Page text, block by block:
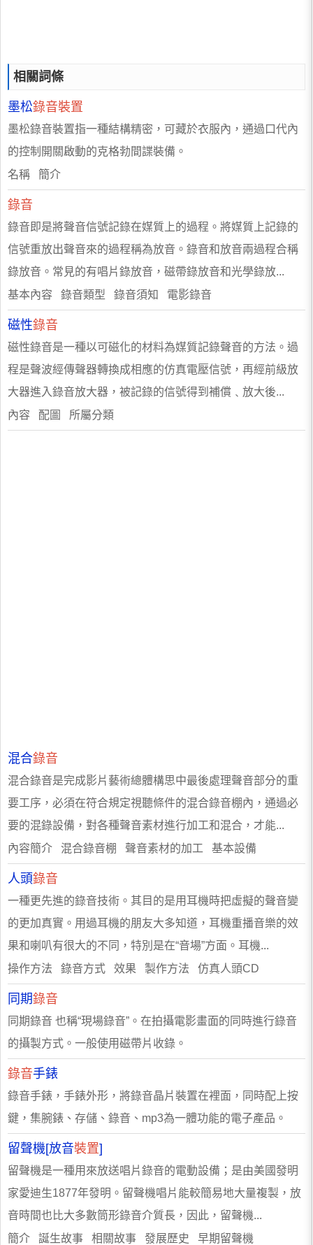
相關詞條
墨松錄音裝置
墨松錄音裝置指一種結構精密，可藏於衣服內，通過口代內
的控制開關啟動的克格勃間諜裝備。
名稱 簡介
錄音
錄音即是將聲音信號記錄在媒質上的過程。將媒質上記錄的
信號重放出聲音來的過程稱為放音。錄音和放音兩過程合稱
錄放音。常見的有唱片錄放音，磁帶錄放音和光學錄放...
基本內容 錄音類型 錄音須知 電影錄音
磁性錄音
磁性錄音是一種以可磁化的材料為媒質記錄聲音的方法。過
程是聲波經傳聲器轉換成相應的仿真電壓信號，再經前級放
大器進入錄音放大器，被記錄的信號得到補償﹑放大後...
內容 配圖 所屬分類
混合錄音
混合錄音是完成影片藝術總體構思中最後處理聲音部分的重
要工序，必須在符合規定視聽條件的混合錄音棚內，通過必
要的混錄設備，對各種聲音素材進行加工和混合，才能...
內容簡介 混合錄音棚 聲音素材的加工 基本設備
人頭錄音
一種更先進的錄音技術。其目的是用耳機時把虛擬的聲音變
的更加真實。用過耳機的朋友大多知道，耳機重播音樂的效
果和喇叭有很大的不同，特別是在“音場”方面。耳機...
操作方法 錄音方式 效果 製作方法 仿真人頭CD
同期錄音
同期錄音 也稱“現場錄音”。在拍攝電影畫面的同時進行錄音
的攝製方式。一般使用磁帶片收錄。
錄音手錶
錄音手錶，手錶外形，將錄音晶片裝置在裡面，同時配上按
鍵，集腕錶、存儲、錄音、mp3為一體功能的電子產品。
留聲機[放音裝置]
留聲機是一種用來放送唱片錄音的電動設備；是由美國發明
家愛迪生1877年發明。留聲機唱片能較簡易地大量複製，放
音時間也比大多數筒形錄音介質長，因此，留聲機...
簡介 誕生故事 相關故事 發展歷史 早期留聲機